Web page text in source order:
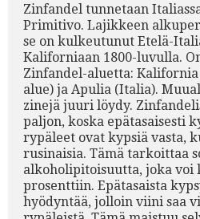
Zinfandel tunnetaan
Primitivo. Lajikkeen
se on kulkeutunut Etelä-
Kaliforniaan 1800-luvulla.
Zinfandel-aluetta:
alue) ja Apulia (Italia).
zinejä juuri löydy.
paljon, koska epätasaisesti
rypäleet ovat kypsiä vasta,
rusinaisia. Tämä tarkoittaa
alkoholipitoisuutta, joka voi
prosenttiin. Epätasaista
hyödyntää, jolloin viini saa